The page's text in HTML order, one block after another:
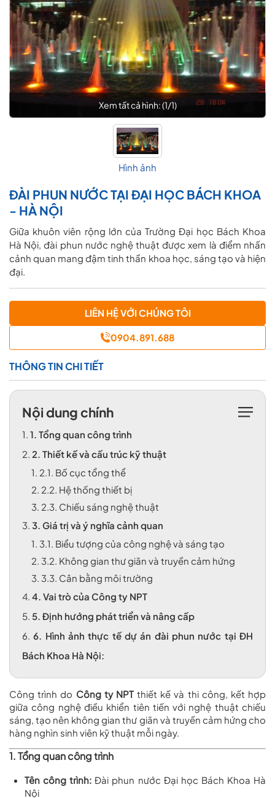
Xem tất cả hình: (1/1)
Hình ảnh
ĐÀI PHUN NƯỚC TẠI ĐẠI HỌC BÁCH KHOA
- HÀ NỘI
Giữa khuôn viên rộng lớn của Trường Đại học Bách Khoa
Hà Nội, đài phun nước nghệ thuật được xem là điểm nhấn
cảnh quan mang đậm tinh thần khoa học, sáng tạo và hiện
đại.
LIÊN HỆ VỚI CHÚNG TÔI
0904.891.688
THÔNG TIN CHI TIẾT
Nội dung chính
1. 1. Tổng quan công trình
2. 2. Thiết kế và cấu trúc kỹ thuật
1. 2.1. Bố cục tổng thể
2. 2.2. Hệ thống thiết bị
3. 2.3. Chiếu sáng nghệ thuật
3. 3. Giá trị và ý nghĩa cảnh quan
1. 3.1. Biểu tượng của công nghệ và sáng tạo
2. 3.2. Không gian thư giãn và truyền cảm hứng
3. 3.3. Cân bằng môi trường
4. 4. Vai trò của Công ty NPT
5. 5. Định hướng phát triển và nâng cấp
6.6. Hình ảnh thực tế dự án đài phun nước tại ĐH
Bách Khoa Hà Nội:
Công trình do Công ty NPTthiết kế và thi công, kết hợp
giữa công nghệ điều khiển tiên tiến với nghệ thuật chiếu
sáng, tạo nên không gian thư giãn và truyền cảm hứng cho
hàng nghìn sinh viên kỹ thuật mỗi ngày.
1. Tổng quan công trình
Tên công trình: Đài phun nước Đại học Bách Khoa Hà
Nội